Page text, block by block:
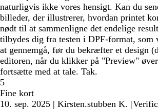
naturligvis ikke vores hensigt. Kan du
billeder, der illustrerer, hvordan printet
nødt til at sammenligne det endelige
tilbydes dig fra testen i DPF-format,
at gennemgå, før du bekræfter et design
editoren, når du klikker på "Preview"
fortsætte med at tale. Tak.
5
Fine kort
10. sep. 2025 | Kirsten.stubben K. |